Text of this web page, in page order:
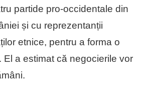
partide pro-occidentale din
și cu reprezentanții
etnice, pentru a forma o
El a estimat că negocierile vor